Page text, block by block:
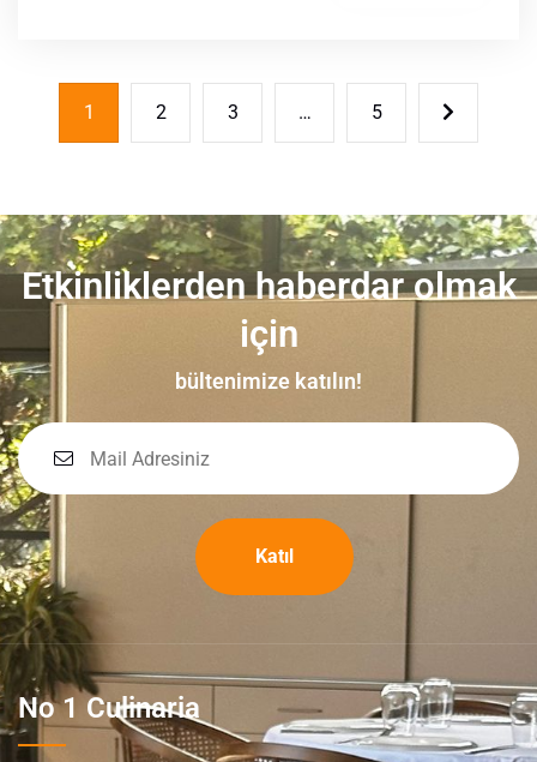
1 2 3 … 5
Etkinliklerden haberdar olmak
için
bültenimize katılın!
Katıl
No 1 Culinaria